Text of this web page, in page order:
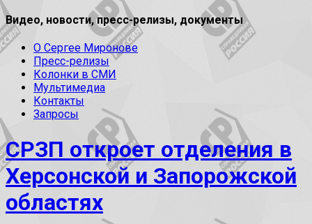
Видео, новости, пресс-релизы, документы
О Сергее Миронове
Пресс-релизы
Колонки в СМИ
Мультимедиа
Контакты
Запросы
СРЗП откроет отделения в
Херсонской и Запорожской
областях